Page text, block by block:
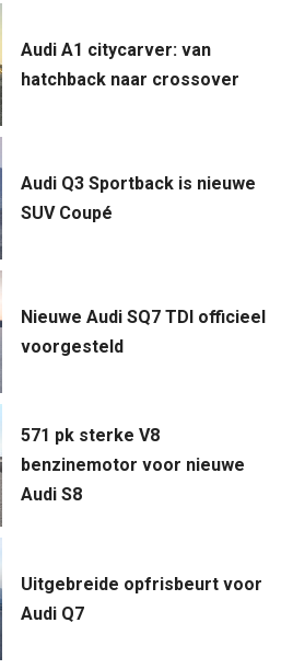
Audi A1 citycarver: van
hatchback naar crossover
Audi Q3 Sportback is nieuwe
SUV Coupé
Nieuwe Audi SQ7 TDI officieel
voorgesteld
571 pk sterke V8
benzinemotor voor nieuwe
Audi S8
Uitgebreide opfrisbeurt voor
Audi Q7